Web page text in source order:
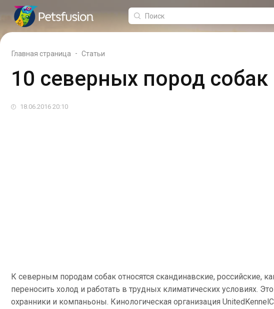
Главная страница - Статьи
10 северных пород собак
18.06.2016 20:10
К северным породам собак относятся скандинавские, российские,
переносить холод и работать в трудных климатических условиях.
охранники и компаньоны. Кинологическая организация